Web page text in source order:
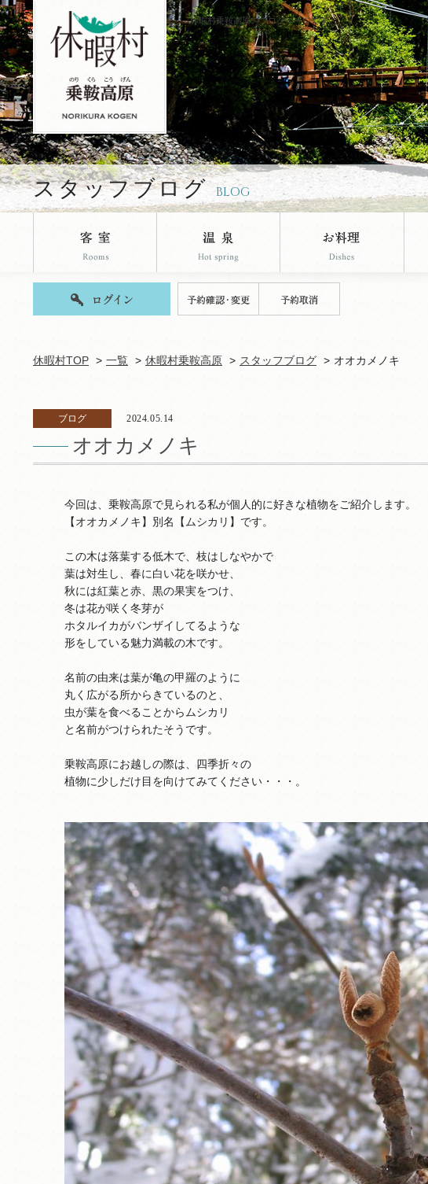
休暇村乗鞍高原のブログページです。
スタッフブログ BLOG
休暇村TOP 一覧 休暇村乗鞍高原 スタッフブログ オオカメノキ
ブログ 2024.05.14
オオカメノキ
今回は、乗鞍高原で見られる私が個人的に好きな植物をご紹介します。
【オオカメノキ】別名【ムシカリ】です。
この木は落葉する低木で、枝はしなやかで
葉は対生し、春に白い花を咲かせ、
秋には紅葉と赤、黒の果実をつけ、
冬は花が咲く冬芽が
ホタルイカがバンザイしてるような
形をしている魅力満載の木です。
名前の由来は葉が亀の甲羅のように
丸く広がる所からきているのと、
虫が葉を食べることからムシカリ
と名前がつけられたそうです。
乗鞍高原にお越しの際は、四季折々の
植物に少しだけ目を向けてみてください・・・。